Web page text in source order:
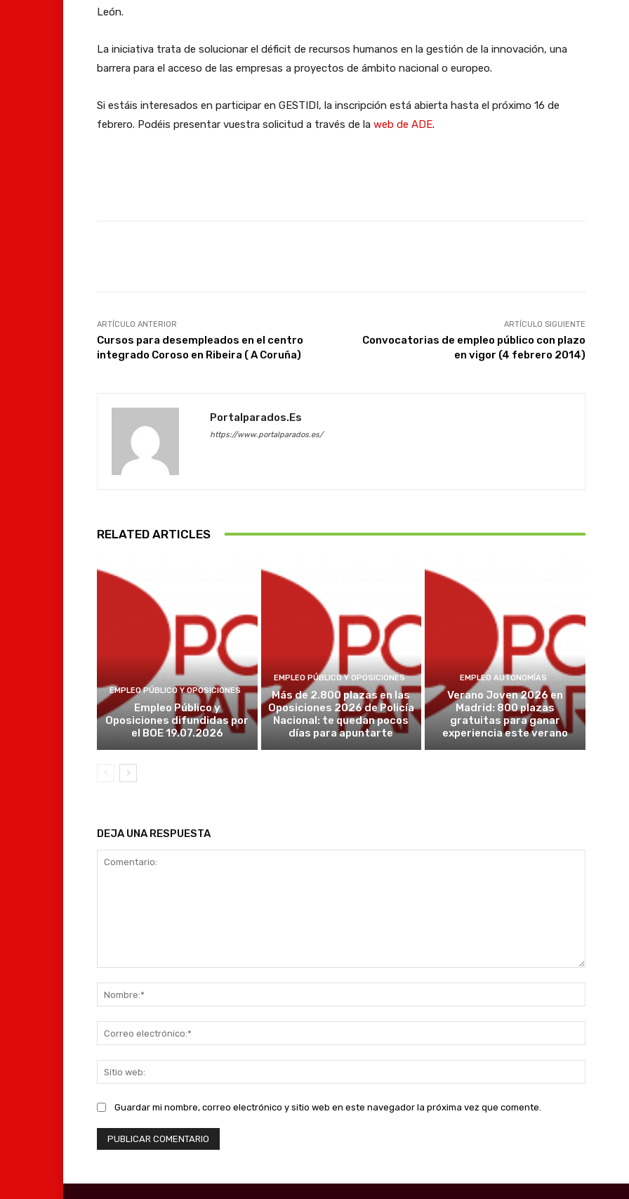
León.
La iniciativa trata de solucionar el déficit de recursos humanos en la gestión de la innovación, una
barrera para el acceso de las empresas a proyectos de ámbito nacional o europeo.
Si estáis interesados en participar en GESTIDI, la inscripción está abierta hasta el próximo 16 de
febrero. Podéis presentar vuestra solicitud a través de la web de ADE.
ARTÍCULO ANTERIOR
Cursos para desempleados en el centro
integrado Coroso en Ribeira ( A Coruña)
ARTÍCULO SIGUIENTE
Convocatorias de empleo público con plazo
en vigor (4 febrero 2014)
Portalparados.es
https://www.portalparados.es/
RELATED ARTICLES
EMPLEO PÚBLICO Y OPOSICIONES
Empleo Público y
Oposiciones difundidas por
el BOE 19.07.2026
EMPLEO PÚBLICO Y OPOSICIONES
Más de 2.800 plazas en las
Oposiciones 2026 de Policía
Nacional: te quedan pocos
días para apuntarte
EMPLEO AUTONOMÍAS
Verano Joven 2026 en
Madrid: 800 plazas
gratuitas para ganar
experiencia este verano
DEJA UNA RESPUESTA
web:
Guardar mi nombre, correo electrónico y sitio web en este navegador la próxima vez que comente.